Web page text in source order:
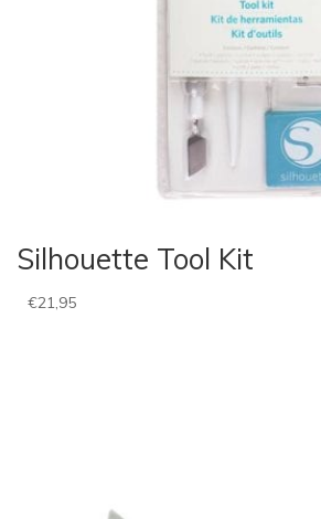
Silhouette Tool Kit
€21,95